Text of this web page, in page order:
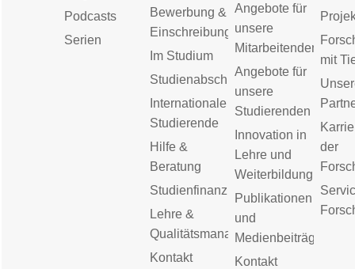
Podcasts
Serien
Bewerbung &
Einschreibung
Im Studium
Studienabschluss
Internationale
Studierende
Hilfe &
Beratung
Studienfinanzierung
Lehre &
Qualitätsmanagement
Kontakt
Angebote für
unsere
Mitarbeitenden
Angebote für
unsere
Studierenden
Innovation in
Lehre und
Weiterbildung
Publikationen
und
Medienbeiträge
Kontakt
mit
der